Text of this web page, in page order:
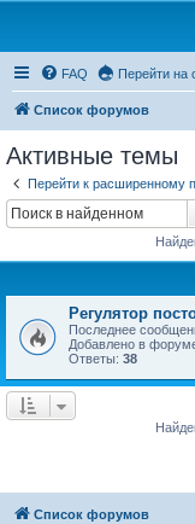
FAQ Перейти на
Список форумов
Активные темы
Перейти к расширенному
Регулятор
Последнее
Добавлено в
Ответы: 38
Список форумов